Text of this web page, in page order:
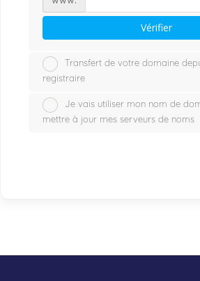
Vérifier
Transfert de votre domaine
registraire
Je vais utiliser mon nom de
mettre à jour mes serveurs de noms